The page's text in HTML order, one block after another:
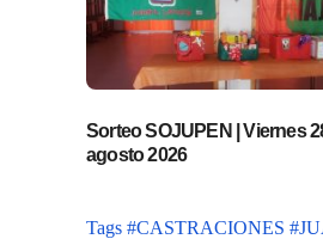
Sorteo SOJUPEN | Viernes
agosto 2026
Tags #CASTRACIONES